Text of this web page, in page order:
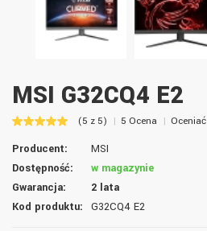
MSI G32CQ4 E2
(5 z 5) 5 Ocena Oceniać
Producent:
MSI
Dostępność:
w magazynie
Gwarancja:
2 lata
Kod produktu:
G32CQ4 E2